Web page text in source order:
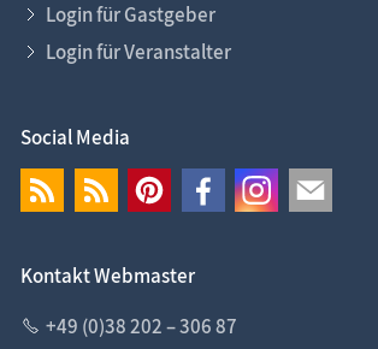
Login für Gastgeber
Login für Veranstalter
Social Media
Kontakt Webmaster
+49 (0)38 202 – 306 87